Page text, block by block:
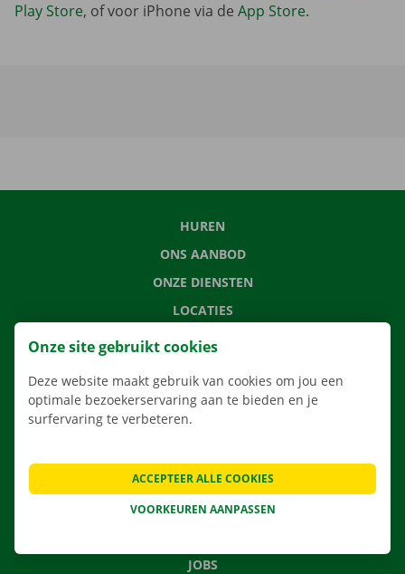
Play Store, of voor iPhone via de App Store.
HUREN
ONS AANBOD
ONZE DIENSTEN
LOCATIES
APP
VEELGESTELDE VRAGEN
NIEUWS
JOBS
Onze site gebruikt cookies
Deze website maakt gebruik van cookies om jou een
optimale bezoekerservaring aan te bieden en je
surfervaring te verbeteren.
VOORKEUREN AANPASSEN
ACCEPTEER ALLE COOKIES